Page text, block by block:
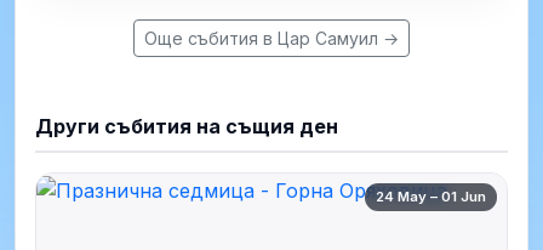
Още събития в Цар Самуил →
Други събития на същия ден
24 May – 01 Jun